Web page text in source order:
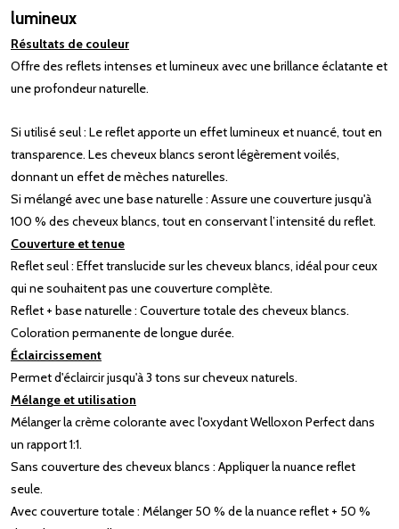
lumineux
Résultats de couleur
Offre des reflets intenses et lumineux avec une brillance éclatante et
une profondeur naturelle.
Si utilisé seul : Le reflet apporte un effet lumineux et nuancé, tout en
transparence. Les cheveux blancs seront légèrement voilés,
donnant un effet de mèches naturelles.
Si mélangé avec une base naturelle : Assure une couverture jusqu'à
100 % des cheveux blancs, tout en conservant l’intensité du reflet.
Couverture et tenue
Reflet seul : Effet translucide sur les cheveux blancs, idéal pour ceux
qui ne souhaitent pas une couverture complète.
Reflet + base naturelle : Couverture totale des cheveux blancs.
Coloration permanente de longue durée.
Éclaircissement
Permet d'éclaircir jusqu'à 3 tons sur cheveux naturels.
Mélange et utilisation
Mélanger la crème colorante avec l'oxydant Welloxon Perfect dans
un rapport 1:1.
Sans couverture des cheveux blancs : Appliquer la nuance reflet
seule.
Avec couverture totale : Mélanger 50 % de la nuance reflet + 50 %